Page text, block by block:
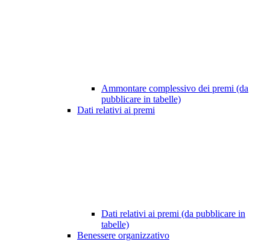
Ammontare complessivo dei premi (da
pubblicare in tabelle)
Dati relativi ai premi
Dati relativi ai premi (da pubblicare in
tabelle)
Benessere organizzativo